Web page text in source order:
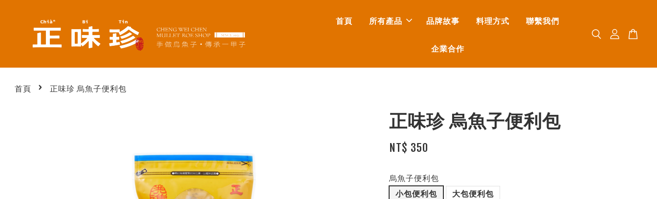
首頁 所有產品 品牌故事 料理方式 聯繫我們
企業合作
首頁 › 正味珍 烏魚子便利包
正味珍 烏魚子便利包
NT$ 350
烏魚子便利包
小包便利包
大包便利包